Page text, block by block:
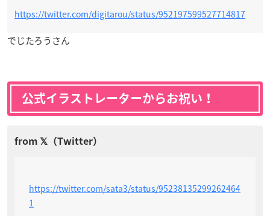
https://twitter.com/digitarou/status/952197599527714817
でじたろうさん
公式イラストレーターからお祝い！
https://twitter.com/sata3/status/95238135299262464
1